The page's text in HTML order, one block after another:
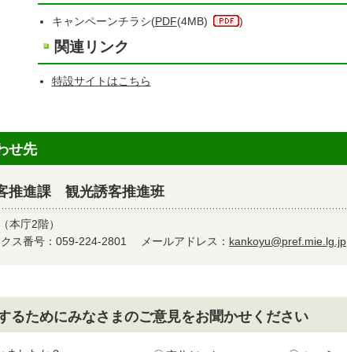
キャンペーンチラシ(PDF(4MB) )
関連リンク
特設サイトはこちら
せ先
進課 観光誘客推進班
本庁2階）
クス番号：059-224-2801 メールアドレス： kankoyu@pref.mie.lg.jp
るためにみなさまのご意見をお聞かせください